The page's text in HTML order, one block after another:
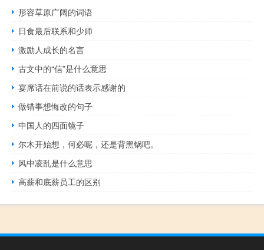
形容草原广阔的词语
日食最后联系和少师
激励人成长的名言
古文中的“信”是什么意思
宴席话在前说的话表示感谢的
做错事想悔改的句子
中国人的四面镜子
尔木开始想，何必呢，还是背黑锅吧。
风中凌乱是什么意思
高薪和底薪员工的区别